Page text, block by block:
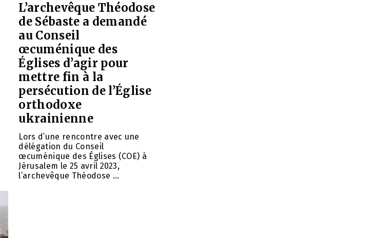
L’archevêque Théodose
de Sébaste a demandé
au Conseil
œcuménique des
Églises d’agir pour
mettre fin à la
persécution de l’Église
orthodoxe
ukrainienne
Lors d’une rencontre avec une
délégation du Conseil
œcuménique des Églises (COE) à
Jérusalem le 25 avril 2023,
l’archevêque Théodose ...